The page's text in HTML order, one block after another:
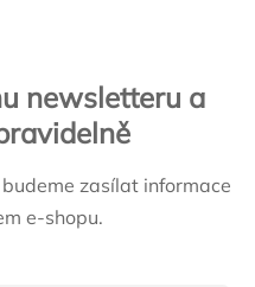
newsletteru a
zasílat informace
e-shopu.